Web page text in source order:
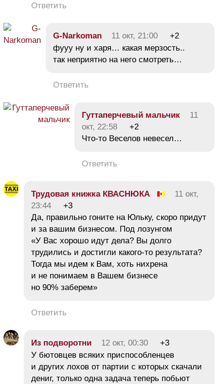
Ответить
G-Narkoman 11 окт, 21:00
+2
фууу ну и харя… какая мерзость..
так неприятно на него смотреть…
Ответить
Гуттаперчевый мальчик
11
окт, 22:58
+2
Что-то Веселов невесел…
Ответить
Трудовая книжка КВАСНЮКА
11 окт,
23:44
+3
Да, правильно гоните на Юльку, скоро придут
и за вашим бизнесом. Под лозунгом
«У Вас хорошо идут дела? Вы долго
трудились и достигли какого-то результата?
Тогда мы идем к Вам, хоть нихрена
и не понимаем в Вашем бизнесе
но 90% заберем»
Ответить
Из подворотни 12 окт, 00:30
+3
У бютовцев всяких приспособленцев
и других лохов от партии с которых скачали
дениг, только одна задача теперь побьют